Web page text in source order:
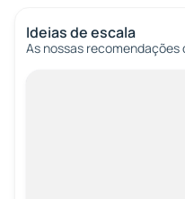
Ideias de escala
As nossas recomendações